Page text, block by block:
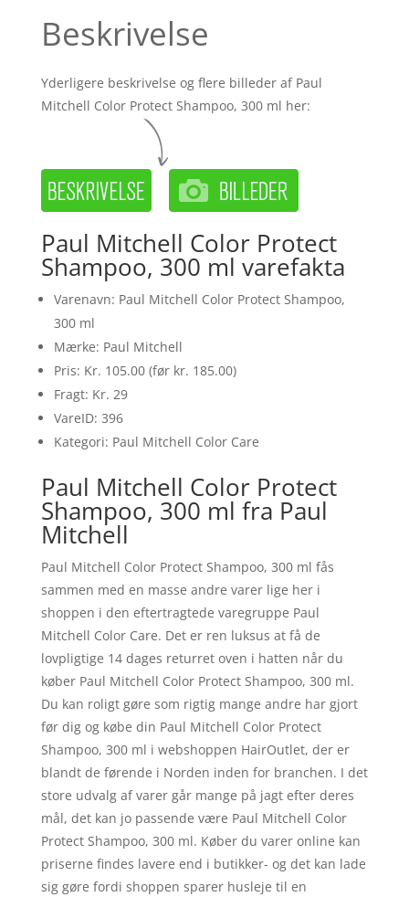
Beskrivelse
Yderligere beskrivelse og flere billeder af Paul
Mitchell Color Protect Shampoo, 300 ml her:
Paul Mitchell Color Protect
Shampoo, 300 ml varefakta
Varenavn: Paul Mitchell Color Protect Shampoo,
300 ml
Mærke: Paul Mitchell
Pris: Kr. 105.00 (før kr. 185.00)
Fragt: Kr. 29
VareID: 396
Kategori: Paul Mitchell Color Care
Paul Mitchell Color Protect
Shampoo, 300 ml fra Paul
Mitchell
Paul Mitchell Color Protect Shampoo, 300 ml fås
sammen med en masse andre varer lige her i
shoppen i den eftertragtede varegruppe Paul
Mitchell Color Care. Det er ren luksus at få de
lovpligtige 14 dages returret oven i hatten når du
køber Paul Mitchell Color Protect Shampoo, 300 ml.
Du kan roligt gøre som rigtig mange andre har gjort
før dig og købe din Paul Mitchell Color Protect
Shampoo, 300 ml i webshoppen HairOutlet, der er
blandt de førende i Norden inden for branchen. I det
store udvalg af varer går mange på jagt efter deres
mål, det kan jo passende være Paul Mitchell Color
Protect Shampoo, 300 ml. Køber du varer online kan
priserne findes lavere end i butikker- og det kan lade
sig gøre fordi shoppen sparer husleje til en